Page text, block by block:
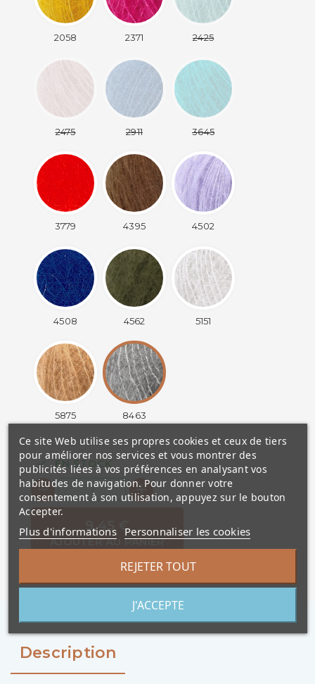
2058 2371 2425
2475 2911 3645
3779 4395 4502
4508 4562 5151
5875 8463
EN STOCK
9,45 €
AJOUTER AU PANIER
Description
Ce site Web utilise ses propres cookies et ceux de tiers
pour améliorer nos services et vous montrer des
publicités liées à vos préférences en analysant vos
habitudes de navigation. Pour donner votre
consentement à son utilisation, appuyez sur le bouton
Accepter.
Plus d'informations Personnaliser les cookies
REJETER TOUT
J'ACCEPTE